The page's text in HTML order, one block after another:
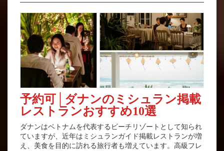
予約可│ダナンのミシュラン掲載
レストランおすすめ10選
ダナンはベトナムを代表するビーチリゾートとして知られ
ていますが、近年はミシュランガイド掲載レストランが増
え、美食を目的に訪れる旅行者も増えています。高級フレ